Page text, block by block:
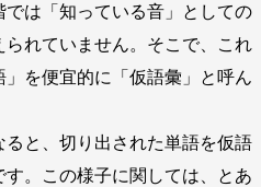
は「知っている音」としての
れていません。そこで、これ
を便宜的に「仮語彙」と呼ん
と、切り出された単語を仮語
。この様子に関しては、とあ